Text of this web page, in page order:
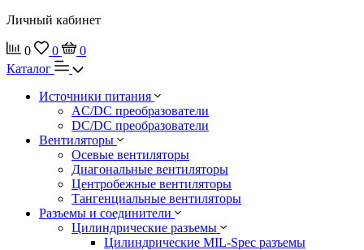
Личный кабинет
0 0
0
Каталог
Источники питания
AC/DC преобразователи
DC/DC преобразователи
Вентиляторы
Осевые вентиляторы
Диагональные вентиляторы
Центробежные вентиляторы
Тангенциальные вентиляторы
Разъемы и соединители
Цилиндрические разъемы
Цилиндрические MIL-Spec разъемы